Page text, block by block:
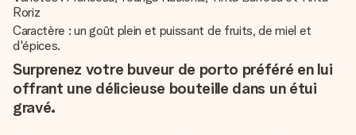
Roriz
Caractère : un goût plein et puissant de fruits, de miel et
d'épices.
Surprenez votre buveur de porto préféré en lui
offrant une délicieuse bouteille dans un étui
gravé.